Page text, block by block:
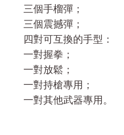
三個手榴彈；
三個震撼彈；
四對可互換的手型：
一對握拳；
一對放鬆；
一對持槍專用；
一對其他武器專用。